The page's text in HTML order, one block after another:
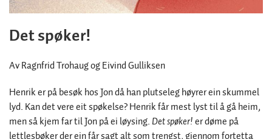
Det spøker!
Av Ragnfrid Trohaug og Eivind Gulliksen
Henrik er på besøk hos Jon då han plutseleg høyrer ein skummel
lyd. Kan det vere eit spøkelse? Henrik får mest lyst til å gå heim,
men så kjem far til Jon på ei løysing. Det spøker!er døme på